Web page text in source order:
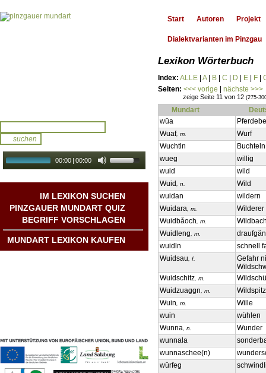
00:00 | 00:00
IM LEXIKON SUCHEN
PINZGAUER MUNDART QUIZ
BEGRIFF VORSCHLAGEN
MUNDART LEXIKON KAUFEN
Start Autoren Projekt
Dialektvarianten im Pinzgau
Lexikon Wörterbuch
Index: ALLE A| B C D E F
Seiten: <<< vorige nächste >>>
zeige Seite 11 von 12 (275-
Mundart
wüa
Wuaf, m.
Wurf
Wuchtln
Buchteln
wueg
willig
wuid
wild
Wuid, n.
Wild
wuidan
wildern
Wuidara, m.
Wilderer
Wuidbåoch, m.
Wuidleng, m.
wuidln
schnell
Wuidsau, f.
Gefahr
Wuidschitz, m.
Wuidzuaggn, m.
Wuin, m.
Wille
wuin
wühlen
Wunna, n.
Wunder
wunnala
wunnaschee(n)
würfeg